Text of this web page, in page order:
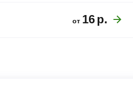
от 16р.